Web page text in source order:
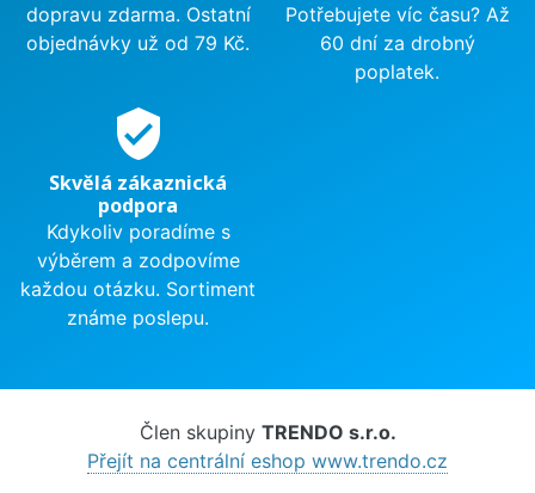
dopravu zdarma. Ostatní
objednávky už od 79 Kč.
Potřebujete víc času? Až
60 dní za drobný
poplatek.
verified_user
Skvělá zákaznická
podpora
Kdykoliv poradíme s
výběrem a zodpovíme
každou otázku. Sortiment
známe poslepu.
Člen skupiny TRENDO s.r.o.
Přejít na centrální eshop www.trendo.cz